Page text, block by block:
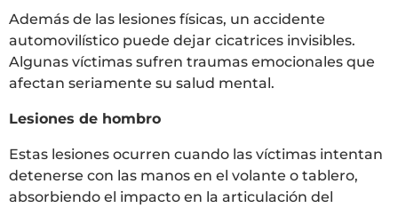
Además de las lesiones físicas, un accidente
automovilístico puede dejar cicatrices invisibles.
Algunas víctimas sufren traumas emocionales que
afectan seriamente su salud mental.
Lesiones de hombro
Estas lesiones ocurren cuando las víctimas intentan
detenerse con las manos en el volante o tablero,
absorbiendo el impacto en la articulación del